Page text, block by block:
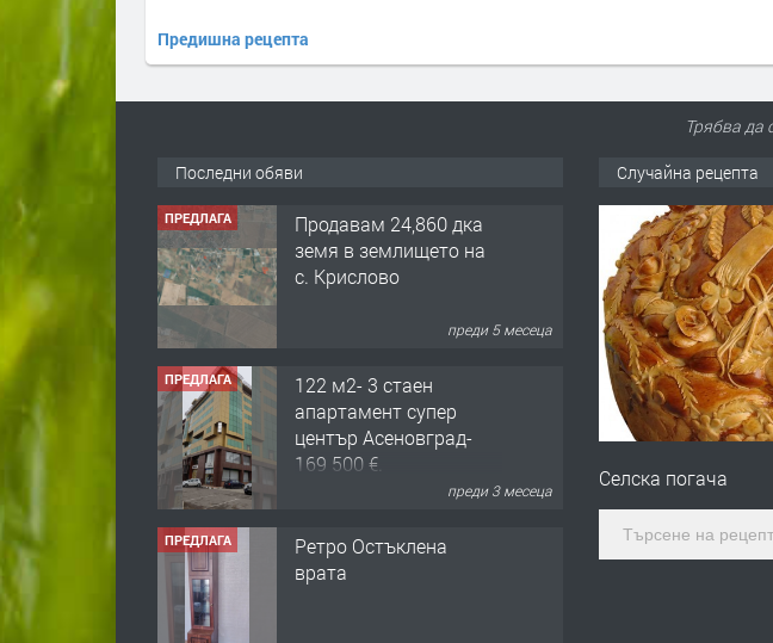
Предишна рецепта
Трябва да
Последни обявиземя в землището на
преди 5 месеца
ПРЕДЛАГА
апартамент супер
169 500 €.
преди 3 месеца
ПРЕДЛАГА
Ретро Остъклена
ПРЕДЛАГА
Случайна рецепта
Селска погача